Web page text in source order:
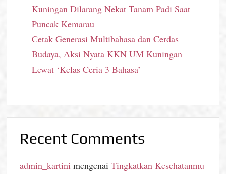
Kuningan Dilarang Nekat Tanam Padi Saat
Puncak Kemarau
Cetak Generasi Multibahasa dan Cerdas
Budaya, Aksi Nyata KKN UM Kuningan
Lewat ‘Kelas Ceria 3 Bahasa’
Recent Comments
admin_kartini mengenaiTingkatkan Kesehatanmu